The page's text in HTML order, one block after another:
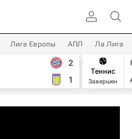
Лига Европы АПЛ Ла Лига
2
1
Теннис
Завершен